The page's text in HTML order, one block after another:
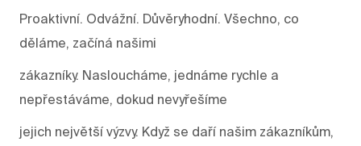
Proaktivní. Odvážní. Důvěryhodní. Všechno, co
děláme, začíná našimi
zákazníky. Nasloucháme, jednáme rychle a
nepřestáváme, dokud nevyřešíme
jejich největší výzvy. Když se daří našim zákazníkům,